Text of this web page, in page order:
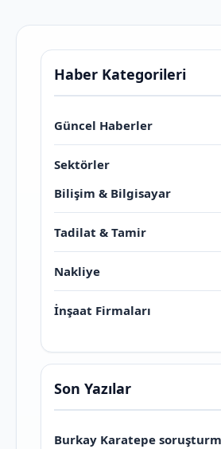
Haber Kategorileri
Güncel Haberler
Sektörler
Bilişim & Bilgisayar
Tadilat & Tamir
Nakliye
İnşaat Firmaları
Son Yazılar
Burkay Karatepe